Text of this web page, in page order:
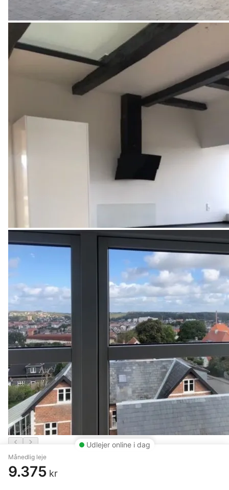
Udlejer online i dag
Månedlig leje
9.375 kr
3 vær. lejlighed på 105 m²